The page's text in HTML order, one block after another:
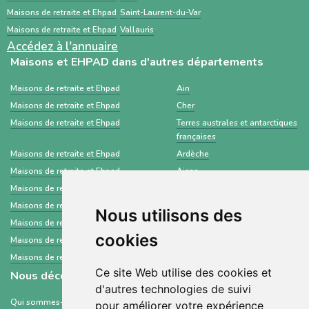
Nous utilisons des
cookies
Ce site Web utilise des cookies et
d'autres technologies de suivi
pour améliorer votre expérience
Maisons de retraite et Ehpad Saint-Laurent-du-Var
Maisons de retraite et Ehpad Vallauris
Accédez à l'annuaire
Maisons et EHPAD dans d'autres départements
Maisons de retraite et Ehpad
Ain
Maisons de retraite et Ehpad
Cher
Maisons de retraite et Ehpad
Terres australes et antarctiques
françaises
Maisons de retraite et Ehpad
Ardèche
Maisons de retraite et Ehpad
Aisne
Maisons de retraite et Ehpad
Maisons de retraite et Ehpad
Maisons de retraite et Ehpad
Seine-et-Marne
Maisons de retraite et Ehpad
Maisons de retraite et Ehpad
Nous découvrir
Qui sommes-nous ?